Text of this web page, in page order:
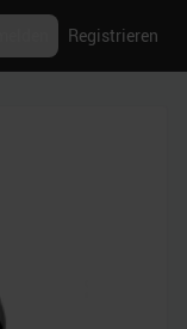
Registrieren